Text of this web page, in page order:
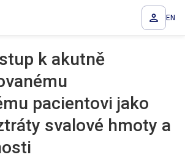
EN
k akutně
pacientovi jako
svalové hmoty a